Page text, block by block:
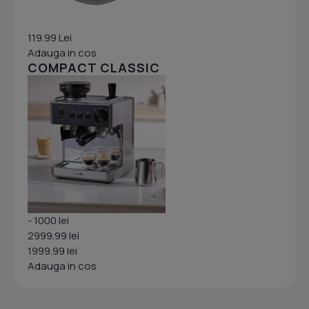
119.99 Lei
Adauga in cos
COMPACT CLASSIC
- 1000 lei
2999.99 lei
1999.99 lei
Adauga in cos